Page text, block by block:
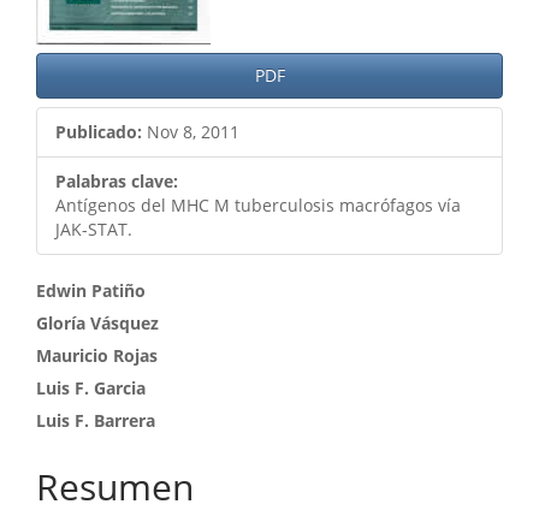
PDF
Publicado: Nov 8, 2011
Palabras clave:
Antígenos del MHC M tuberculosis macrófagos vía
JAK-STAT.
Contenido
principal
del
artículo
Edwin Patiño
Gloría Vásquez
Mauricio Rojas
Luis F. Garcia
Luis F. Barrera
Resumen